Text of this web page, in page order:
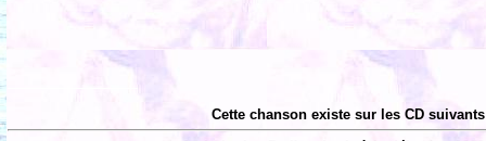
Cette chanson existe sur les CD